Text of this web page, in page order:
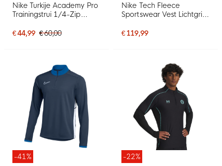
Nike Turkije Academy Pro
Trainingstrui 1/4-Zip
€ 44,99 € 60,00
Nike Tech Fleece
Sportswear Vest Lichtgrijs
€ 119,99
-41%
-22%